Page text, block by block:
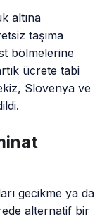
altına
taşıma
bölmelerine
ücrete tabi
Slovenya ve
gecikme ya da
alternatif bir